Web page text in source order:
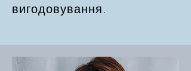
вигодовування.